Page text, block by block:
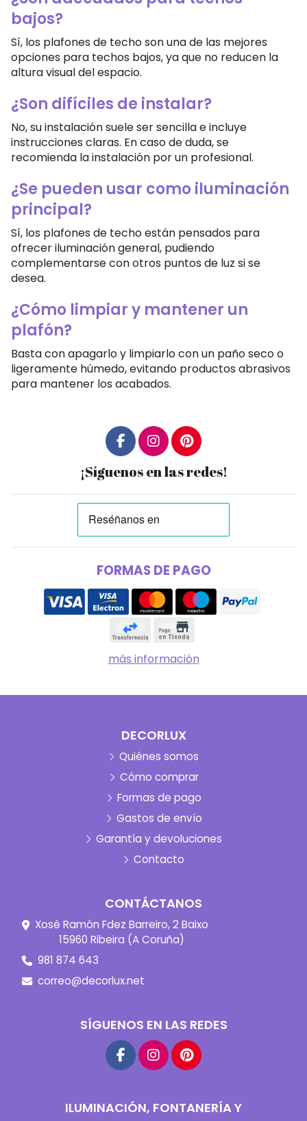
bajos?
Sí, los plafones de techo son una de las mejores
opciones para techos bajos, ya que no reducen la
altura visual del espacio.
¿Son difíciles de instalar?
No, su instalación suele ser sencilla e incluye
instrucciones claras. En caso de duda, se
recomienda la instalación por un profesional.
¿Se pueden usar como iluminación
principal?
Sí, los plafones de techo están pensados para
ofrecer iluminación general, pudiendo
complementarse con otros puntos de luz si se
desea.
¿Cómo limpiar y mantener un
plafón?
Basta con apagarlo y limpiarlo con un paño seco o
ligeramente húmedo, evitando productos abrasivos
para mantener los acabados.
¡Síguenos en las redes!
FORMAS DE PAGO
más información
DECORLUX
Quiénes somos
Cómo comprar
Formas de pago
Gastos de envío
Garantía y devoluciones
Contacto
CONTÁCTANOS
Xosé Ramón Fdez Barreiro, 2 Baixo
15960 Ribeira (A Coruña)
981 874 643
correo@decorlux.net
SÍGUENOS EN LAS REDES
ILUMINACIÓN, FONTANERÍA Y